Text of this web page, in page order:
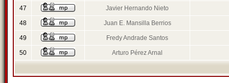
47 Javier Hernando Nieto
48 Juan E. Mansilla Berrios
49 Fredy Andrade Santos
50 Arturo Pérez Arnal